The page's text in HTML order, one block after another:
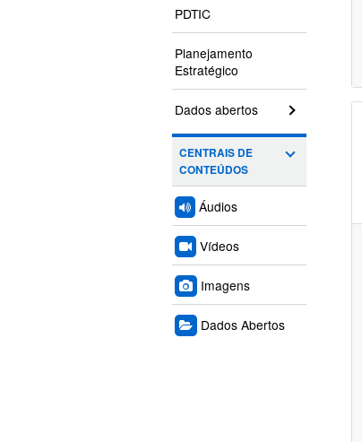
PDTIC
Planejamento
Estratégico
Dados abertos
CENTRAIS DE
CONTEÚDOS
Áudios
Vídeos
Imagens
Dados Abertos